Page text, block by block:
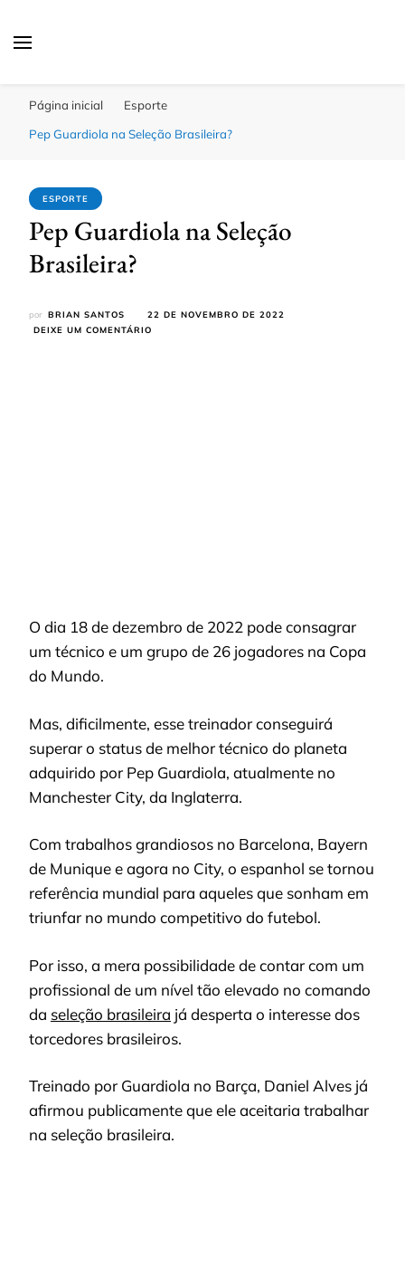
Página inicial
Esporte
Pep Guardiola na Seleção Brasileira?
ESPORTE
Pep Guardiola na Seleção
Brasileira?
por BRIAN SANTOS
22 DE NOVEMBRO DE 2022
DEIXE UM COMENTÁRIO
O dia 18 de dezembro de 2022 pode consagrar
um técnico e um grupo de 26 jogadores na Copa
do Mundo.
Mas, dificilmente, esse treinador conseguirá
superar o status de melhor técnico do planeta
adquirido por Pep Guardiola, atualmente no
Manchester City, da Inglaterra.
Com trabalhos grandiosos no Barcelona, Bayern
de Munique e agora no City, o espanhol se tornou
referência mundial para aqueles que sonham em
triunfar no mundo competitivo do futebol.
Por isso, a mera possibilidade de contar com um
profissional de um nível tão elevado no comando
da seleção brasileira já desperta o interesse dos
torcedores brasileiros.
Treinado por Guardiola no Barça, Daniel Alves já
afirmou publicamente que ele aceitaria trabalhar
na seleção brasileira.